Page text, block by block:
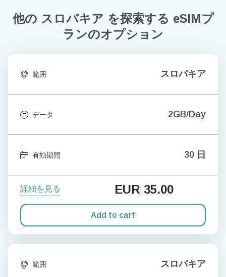
他の スロバキア を探索する eSIMプ
ランのオプション
範囲 スロバキア
データ 2GB/Day
有効期間 30 日
詳細を見る EUR 35.00
Add to cart
範囲 スロバキア